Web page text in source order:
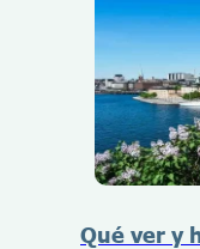
Qué ver y